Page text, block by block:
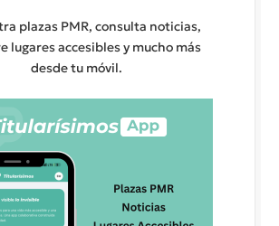
plazas PMR, consulta noticias,
lugares accesibles y mucho más
desde tu móvil.